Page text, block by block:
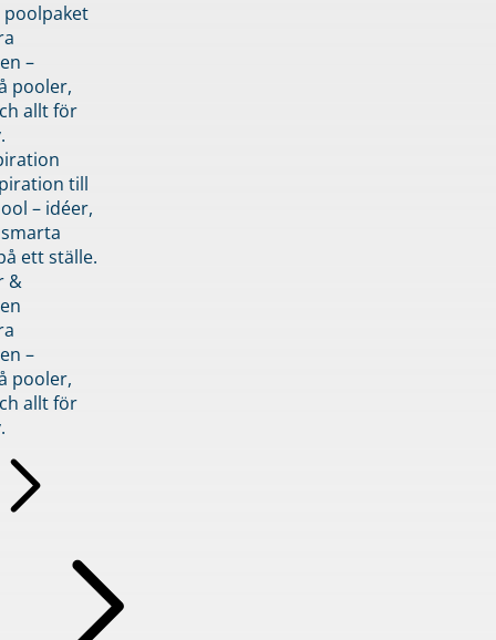
–
pooler,
allt för
till
– idéer,
ett ställe.
&
–
pooler,
allt för